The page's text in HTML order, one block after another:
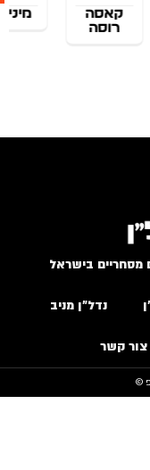
קאסה
רוסה
מיני גוד
בישראל
נדל״ן מניב
קשר